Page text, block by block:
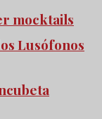
mocktails
Lusófonos